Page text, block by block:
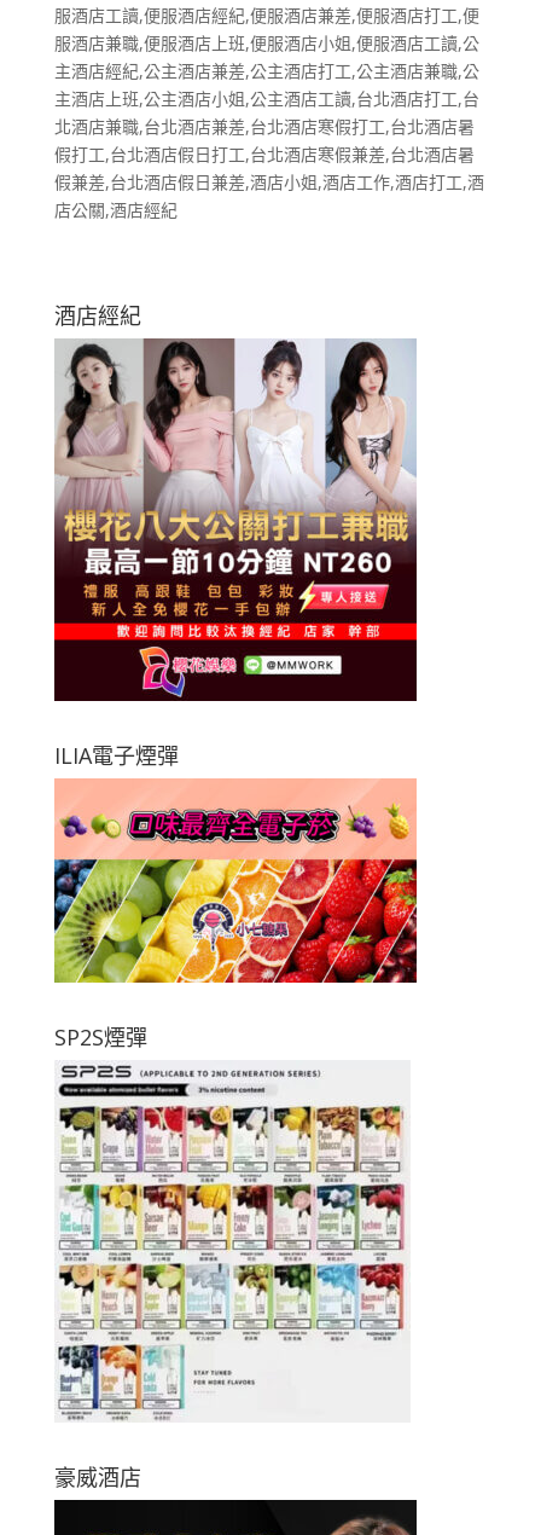
服酒店工讀,便服酒店經紀,便服酒店兼差,便服酒店打工,便
服酒店兼職,便服酒店上班,便服酒店小姐,便服酒店工讀,公
主酒店經紀,公主酒店兼差,公主酒店打工,公主酒店兼職,公
主酒店上班,公主酒店小姐,公主酒店工讀,台北酒店打工,台
北酒店兼職,台北酒店兼差,台北酒店寒假打工,台北酒店暑
假打工,台北酒店假日打工,台北酒店寒假兼差,台北酒店暑
假兼差,台北酒店假日兼差,酒店小姐,酒店工作,酒店打工,酒
店公關,酒店經紀
酒店經紀
ILIA電子煙彈
SP2S煙彈
豪威酒店